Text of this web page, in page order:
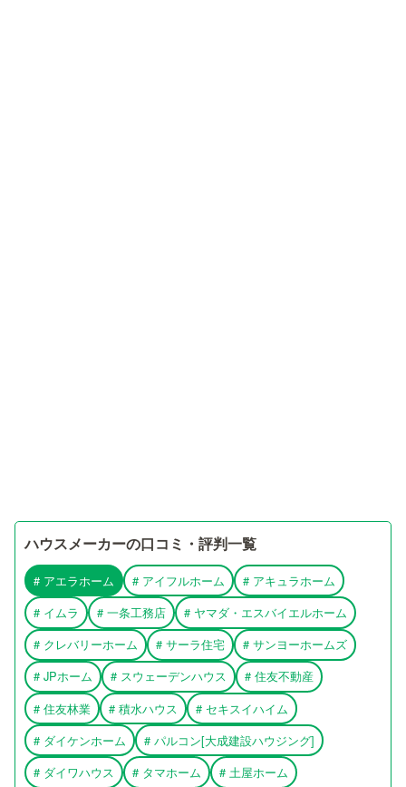
ハウスメーカーの口コミ・評判一覧
# アエラホーム # アイフルホーム # アキュラホーム
# イムラ # 一条工務店 # ヤマダ・エスバイエルホーム
# クレバリーホーム # サーラ住宅 # サンヨーホームズ
# JPホーム # スウェーデンハウス # 住友不動産
# 住友林業 # 積水ハウス # セキスイハイム
# ダイケンホーム # パルコン[大成建設ハウジング]
# ダイワハウス # タマホーム # 土屋ホーム